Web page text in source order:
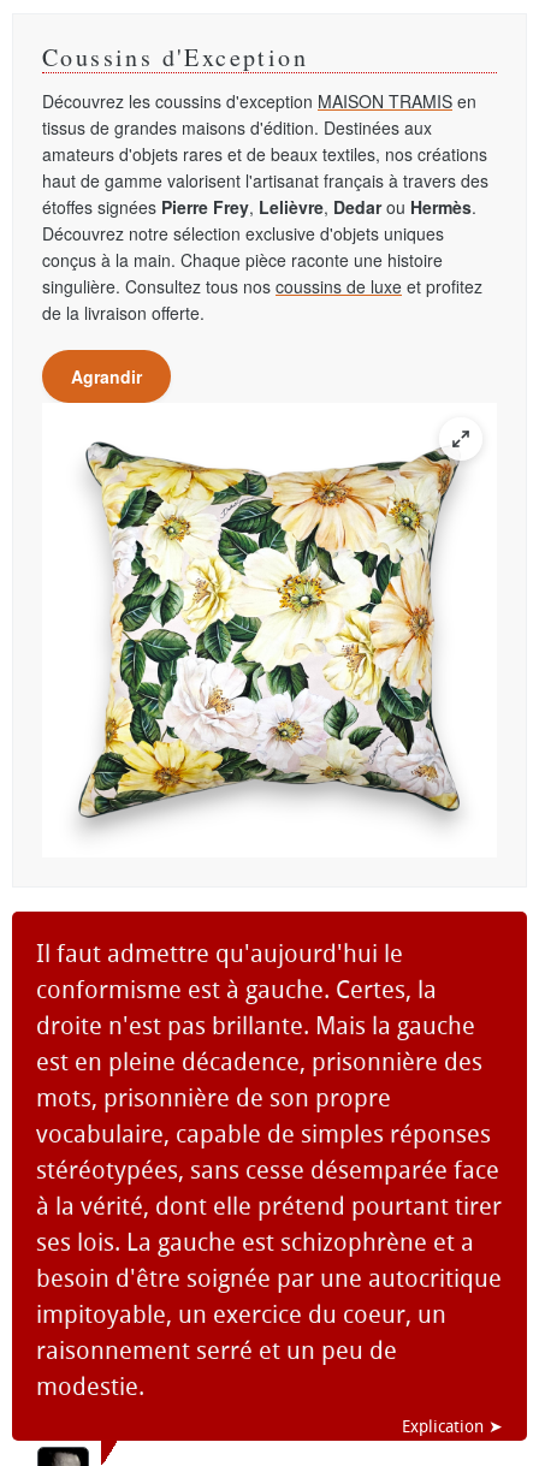
Coussins d'Exception
Découvrez les coussins d'exception MAISON TRAMIS en
tissus de grandes maisons d'édition. Destinées aux
amateurs d'objets rares et de beaux textiles, nos créations
haut de gamme valorisent l'artisanat français à travers des
étoffes signées Pierre Frey, Lelièvre, Dedarou Hermès.
Découvrez notre sélection exclusive d'objets uniques
conçus à la main. Chaque pièce raconte une histoire
singulière. Consultez tous nos coussins de luxe et profitez
de la livraison offerte.
Agrandir
Il faut admettre qu'aujourd'hui le
conformisme est à gauche. Certes, la
droite n'est pas brillante. Mais la gauche
est en pleine décadence, prisonnière des
mots, prisonnière de son propre
vocabulaire, capable de simples réponses
stéréotypées, sans cesse désemparée face
à la vérité, dont elle prétend pourtant tirer
ses lois. La gauche est schizophrène et a
besoin d'être soignée par une autocritique
impitoyable, un exercice du coeur, un
raisonnement serré et un peu de
modestie.
Explication ➤